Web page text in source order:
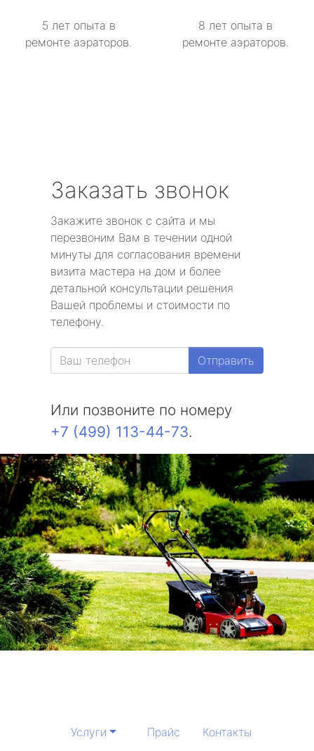
5 лет опыта в
ремонте аэраторов.
8 лет опыта в
ремонте аэраторов.
Заказать звонок
Закажите звонок с сайта и мы
перезвоним Вам в течении одной
минуты для согласования времени
визита мастера на дом и более
детальной консультации решения
Вашей проблемы и стоимости по
телефону.
Отправить
Или позвоните по номеру
+7 (499) 113-44-73.
Услуги Прайс Контакты